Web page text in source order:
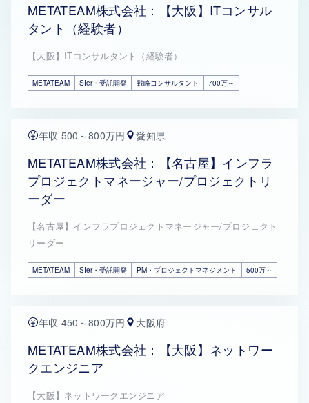
METATEAM株式会社：【大阪】ITコンサル
タント（経験者）
【大阪】ITコンサルタント（経験者）
METATEAM SIer・受託開発 戦略コンサルタント 700万～
年収 500～800万円 愛知県
METATEAM株式会社：【名古屋】インフラ
プロジェクトマネージャー/プロジェクトリ
ーダー
【名古屋】インフラプロジェクトマネージャー/プロジェクト
リーダー
METATEAM SIer・受託開発 PM・プロジェクトマネジメント 500万～
年収 450～800万円 大阪府
METATEAM株式会社：【大阪】ネットワー
クエンジニア
【大阪】ネットワークエンジニア